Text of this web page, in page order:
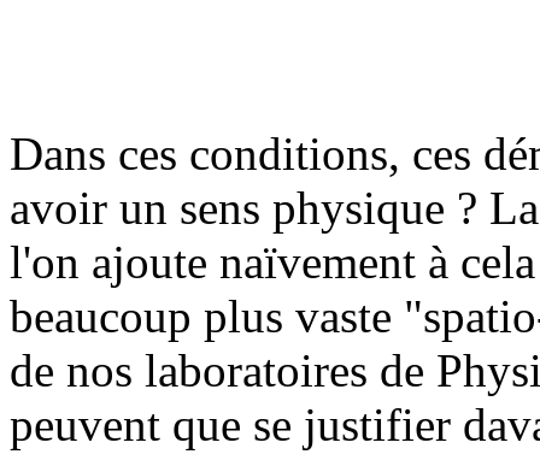
Dans ces conditions, ces
avoir un sens physique ?
l'on ajoute naïvement à
beaucoup plus vaste
de nos laboratoires de
peuvent que se justifier